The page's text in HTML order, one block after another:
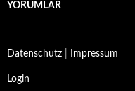
YORUMLAR
Datenschutz Impressum
Login